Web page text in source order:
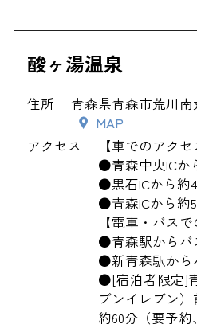
酸ヶ湯温泉
住所
青森県青森市荒川
MAP
アクセス
【車でのアクセ
●青森中央ICか
●黒石ICから約
●青森ICから約
【電車・バスで
●青森駅からバ
●新青森駅から
●[宿泊者限定]
ブンイレブン
約60分（要予約